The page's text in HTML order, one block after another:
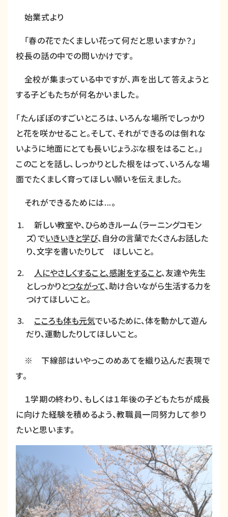
始業式より
「春の花でたくましい花って何だと思いますか？」
校長の話の中での問いかけです。
全校が集まっている中ですが、声を出して答えようと
する子どもたちが何名かいました。
「たんぽぽのすごいところは、いろんな場所でしっかり
と花を咲かせること。そして、それができるのは倒れな
いように地面にとても長いじょうぶな根をはること。」
このことを話し、しっかりとした根をはって、いろんな場
面でたくましく育ってほしい願いを伝えました。
それができるためには...。
新しい教室や、ひらめきルーム（ラーニングコモン
ズ）でいきいきと学び、自分の言葉でたくさんお話した
り、文字を書いたりして ほしいこと。
人にやさしくすること、感謝をすること、友達や先生
としっかりとつながって、助け合いながら生活する力を
つけてほしいこと。
こころも体も元気でいるために、体を動かして遊ん
だり、運動したりしてほしいこと。
※ 下線部はいやっこのめあてを織り込んだ表現で
す。
１学期の終わり、もしくは１年後の子どもたちが成長
に向けた経験を積めるよう、教職員一同努力して参り
たいと思います。